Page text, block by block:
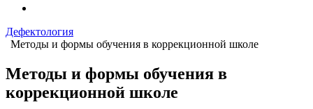
Дефектология
Методы и формы обучения в коррекционной школе
Методы и формы обучения в
коррекционной школе